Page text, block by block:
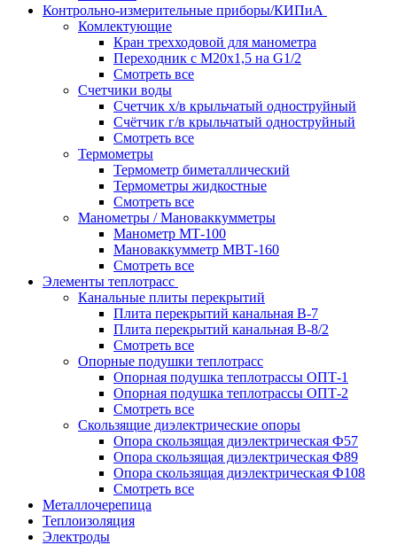
Контрольно-измерительные приборы/КИПиА
Комлектующие
Кран трехходовой для манометра
Переходник с М20х1,5 на G1/2
Смотреть все
Счетчики воды
Счетчик х/в крыльчатый одноструйный
Счётчик г/в крыльчатый одноструйный
Смотреть все
Термометры
Термометр биметаллический
Термометры жидкостные
Смотреть все
Манометры / Мановаккумметры
Манометр МТ-100
Мановаккумметр МВТ-160
Смотреть все
Элементы теплотрасс
Канальные плиты перекрытий
Плита перекрытий канальная В-7
Плита перекрытий канальная В-8/2
Смотреть все
Опорные подушки теплотрасс
Опорная подушка теплотрассы ОПТ-1
Опорная подушка теплотрассы ОПТ-2
Смотреть все
Скользящие диэлектрические опоры
Опора скользящая диэлектрическая Ф57
Опора скользящая диэлектрическая Ф89
Опора скользящая диэлектрическая Ф108
Смотреть все
Металлочерепица
Теплоизоляция
Электроды